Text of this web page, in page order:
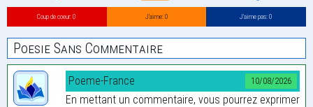
Coup de coeur: 0 J’aime: 0 J’aime pas: 0
Poesie Sans Commentaire
10/08/2026
Poeme-France
En mettant un commentaire, vous pourrez exprimer